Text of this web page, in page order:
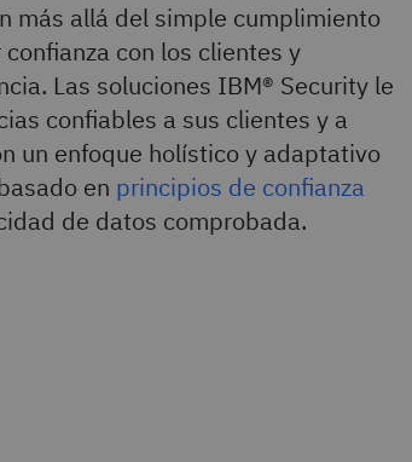
más allá del simple cumplimiento
con los clientes y
Las soluciones IBM® Security le
confiables a sus clientes y a
un enfoque holístico y adaptativo
en principios de confianza
de datos comprobada.